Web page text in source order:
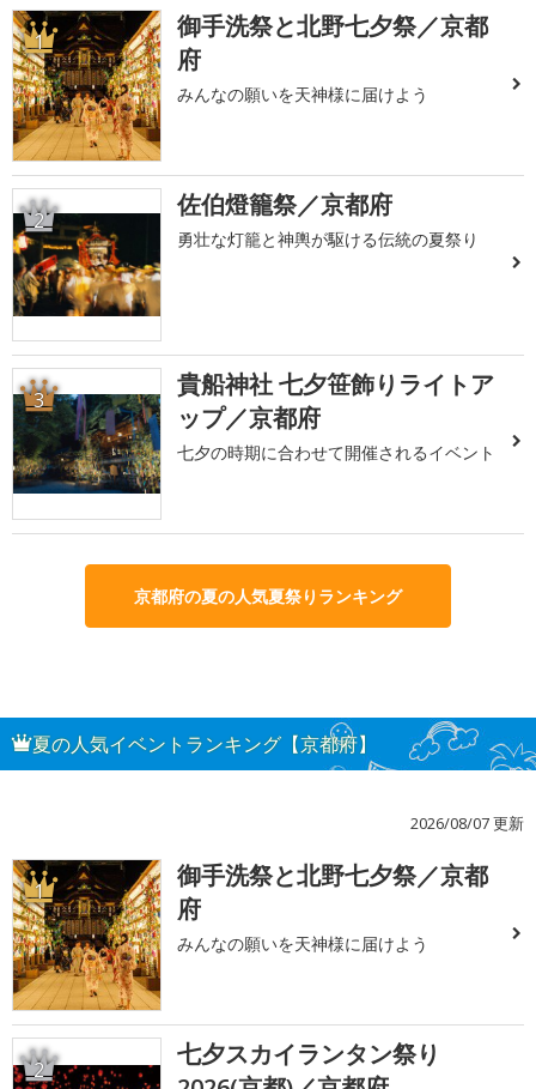
1
御手洗祭と北野七夕祭／京都
府
みんなの願いを天神様に届けよう
2 佐伯燈籠祭／京都府
勇壮な灯籠と神輿が駆ける伝統の夏祭り
3
貴船神社 七夕笹飾りライトア
ップ／京都府
七夕の時期に合わせて開催されるイベント
京都府の夏の人気夏祭りランキング
夏の人気イベントランキング【京都府】
2026/08/07 更新
1
御手洗祭と北野七夕祭／京都
府
みんなの願いを天神様に届けよう
2
七夕スカイランタン祭り